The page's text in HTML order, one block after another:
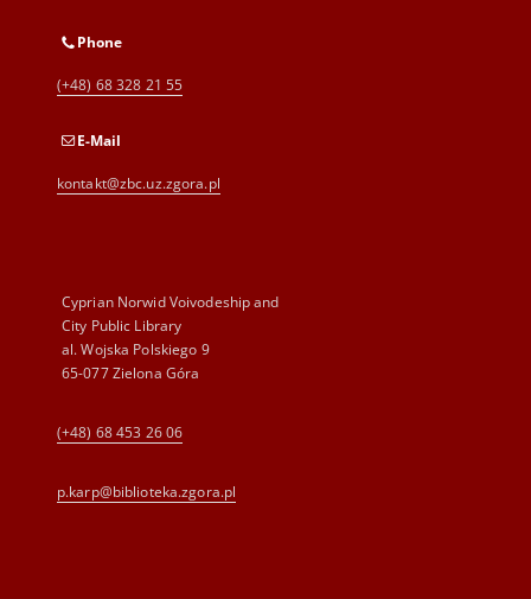
Phone
(+48) 68 328 21 55
E-Mail
kontakt@zbc.uz.zgora.pl
Cyprian Norwid Voivodeship and
City Public Library
al. Wojska Polskiego 9
65-077 Zielona Góra
(+48) 68 453 26 06
p.karp@biblioteka.zgora.pl